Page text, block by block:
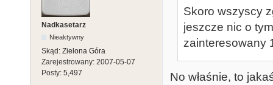
Nadkasetarz
Nieaktywny
Skąd: Zielona Góra
Zarejestrowany: 2007-05-07
Posty: 5,497
Skoro wszyscy
jeszcze nic o
zainteresowany
No właśnie, to